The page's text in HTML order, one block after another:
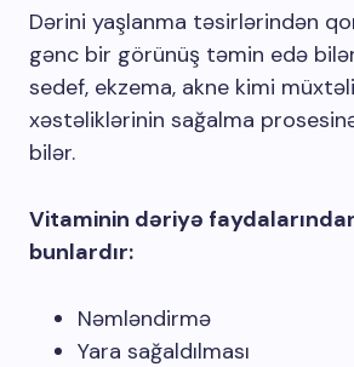
Dərini yaşlanma təsirlərindən
gənc bir görünüş təmin edə
sedef, ekzema, akne kimi
xəstəliklərinin sağalma
bilər.
Vitaminin dəriyə
bunlardır:
Nəmləndirmə
Yara sağaldılması